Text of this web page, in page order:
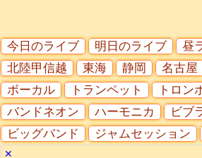
今日のライブ 明日のライブ 昼
北陸甲信越
東海 静岡 名古屋
ボーカル
トランペット トロン
バンドネオン
ハーモニカ ビブ
ビッグバンド
ジャムセッション
✕